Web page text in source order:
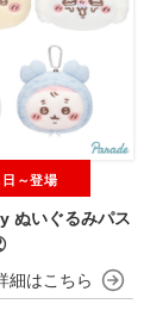
ぬいぐるみパス
日～登場